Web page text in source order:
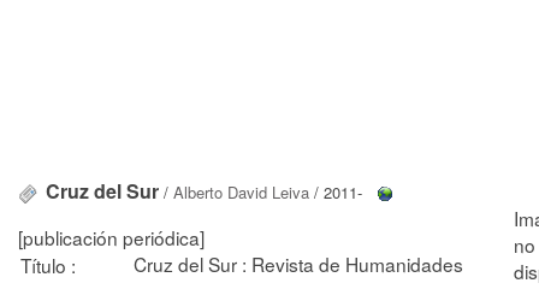
Cruz del Sur / Alberto David Leiva / 2011-
[publicación periódica]
Título :
Cruz del Sur : Revista de Humanidades